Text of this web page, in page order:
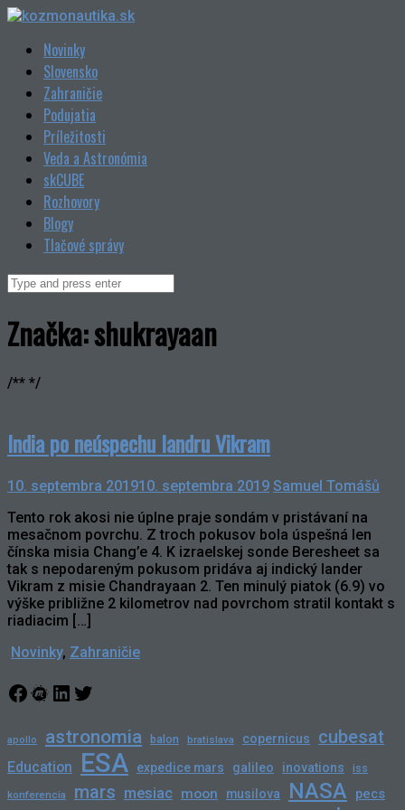
Skip
contentNovinky
Slovensko
Zahraničie
Podujatia
Príležitosti
Veda a Astronómia
skCUBE
Rozhovory
Blogy
Tlačové správy
Search
Značka:shukrayaan
/** */
India po neúspechu landru Vikram
10. septembra 201910. septembra 2019 Samuel Tomášů
Tento rok akosi nie úplne praje sondám v pristávaní na
mesačnom povrchu. Z troch pokusov bola úspešná len
čínska misia Chang’e 4. K izraelskej sonde Beresheet sa
tak s nepodareným pokusom pridáva aj indický lander
Vikram z misie Chandrayaan 2. Ten minulý piatok (6.9) vo
výške približne 2 kilometrov nad povrchom stratil kontakt s
riadiacim […]
Novinky, Zahraničie
Facebook
Meetup
LinkedIn
Twitter
apollo astronomia balon bratislava copernicus cubesat
Education ESA expedice mars galileo inovations iss
konferencia mars mesiac moon musilova NASA pecs